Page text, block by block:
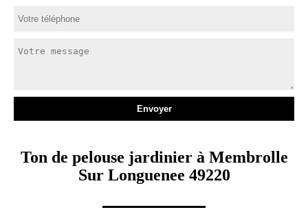
Ton de pelouse jardinier à Membrolle
Sur Longuenee 49220